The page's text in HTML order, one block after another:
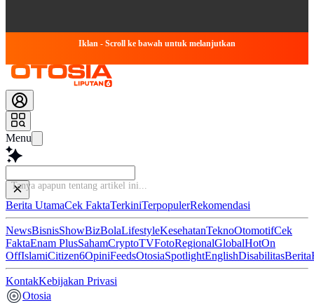
Iklan - Scroll ke bawah untuk melanjutkan
Menu
Tanya apapun tentan
Berita UtamaCek FaktaTerkiniTerpopulerRekomendasi
NewsBisnisShowBizBolaLifestyleKesehatanTeknoOtomotifCek
FaktaEnam PlusSahamCryptoTVFotoRegionalGlobalHotOn
OffIslamiCitizen6OpiniFeedsOtosiaSpotlightEnglishDisabilitasBerita
KontakKebijakan Privasi
Otosia